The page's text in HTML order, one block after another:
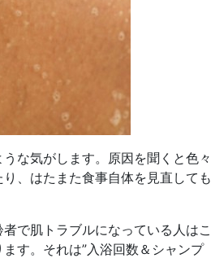
な気がします。原因を聞くと色々
、はたまた食事自体を見直しても
で肌トラブルになっている人はこ
す。それは”入浴回数＆シャンプ